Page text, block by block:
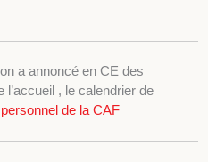
a annoncé en CE des
l’accueil , le calendrier de
de la CAF